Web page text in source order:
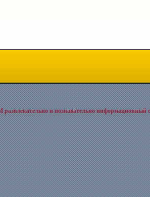
развлекательно и познавательно информационный